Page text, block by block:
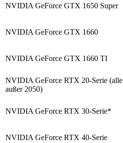
NVIDIA GeForce GTX 1650 Super
NVIDIA GeForce GTX 1660
NVIDIA GeForce GTX 1660 TI
NVIDIA GeForce RTX 20-Serie (alle
außer 2050)
NVIDIA GeForce RTX 30-Serie*
NVIDIA GeForce RTX 40-Serie